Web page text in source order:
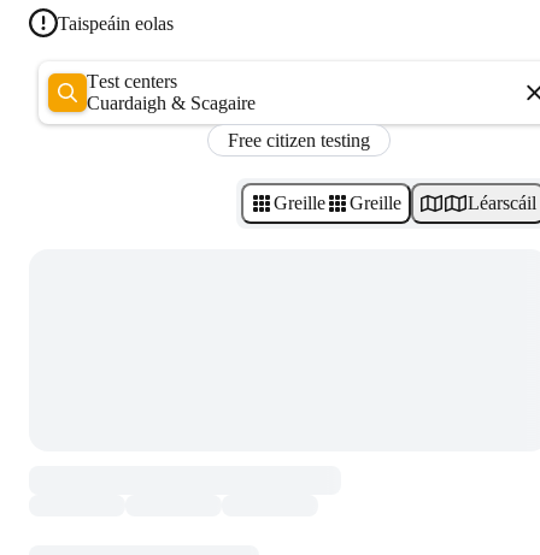
Taispeáin eolas
Test centers
Cuardaigh & Scagaire
Free citizen testing
Greille Greille Léarscáil